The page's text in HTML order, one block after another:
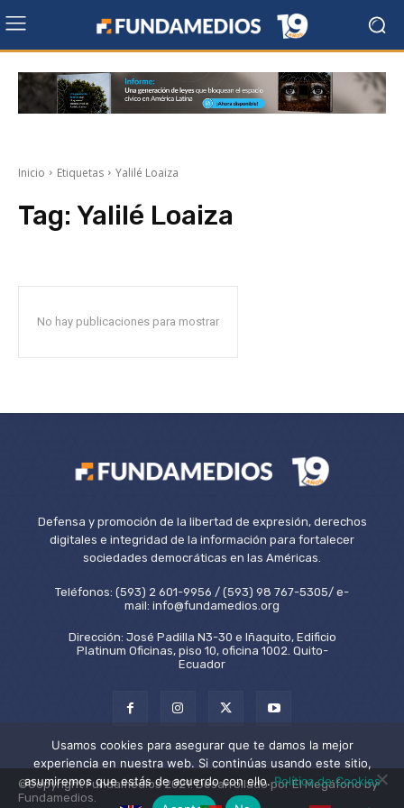
Inicio Etiquetas Yalilé Loaiza
Tag: Yalilé Loaiza
No hay publicaciones para mostrar
Defensa y promoción de la libertad de expresión, derechos
digitales e integridad de la información para fortalecer
sociedades democráticas en las Américas.
Teléfonos: (593) 2 601-9956 / (593) 98 767-5305/ e-
mail: info@fundamedios.org
Dirección: José Padilla N3-30 e Iñaquito, Edificio
Platinum Oficinas, piso 10, oficina 1002. Quito-
Ecuador
©Copyright Fundamedios 2021. Desarrollado por El Megáfono by
Fundamedios.
Usamos cookies para asegurar que te damos la mejor
experiencia en nuestra web. Si continúas usando este sitio,
asumiremos que estás de acuerdo con ello.Política de Cookies